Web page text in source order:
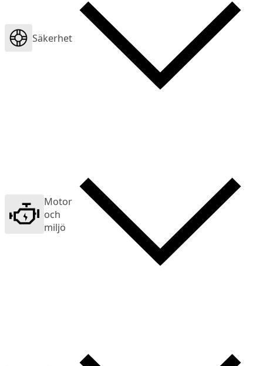
Säkerhet
Motor
och
miljö